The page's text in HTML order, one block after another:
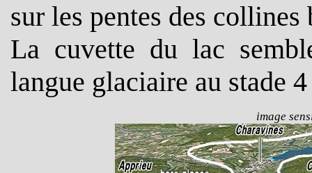
sur les pentes des
La cuvette du lac
langue glaciaire au stade
image